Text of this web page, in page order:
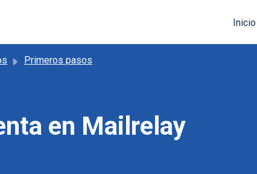
Inicio
Primeros pasos
en Mailrelay